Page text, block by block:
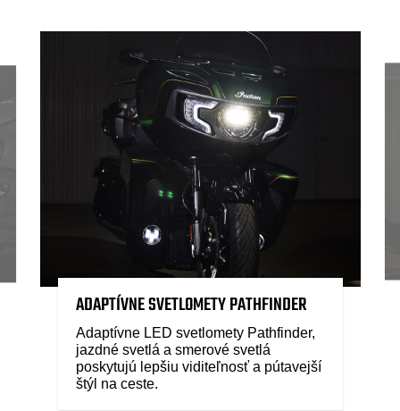
ADAPTÍVNE SVETLOMETY PATHFINDER
Adaptívne LED svetlomety Pathfinder,
jazdné svetlá a smerové svetlá
poskytujú lepšiu viditeľnosť a pútavejší
štýl na ceste.